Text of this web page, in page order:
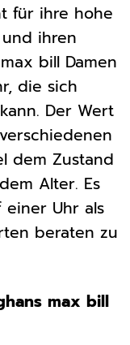
für ihre hohe
ihren
bill Damen
die sich
Der Wert
dem Zustand
Alter. Es
einer Uhr als
beraten zu
max bill